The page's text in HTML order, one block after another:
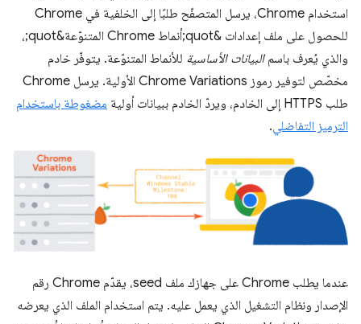
استخدام Chrome، يرسل المتصفّح طلبًا إلى الخلفية في Chrome
للحصول على ملف إعدادات &quot;أنماط Chrome المتنوّعة&quot;،
والذي يُعرف باسمالبيانات الأساسية للأنماط المتنوّعة. يتوفّر خادم
مخصّص لتوفير رموز Chrome Variations الأولية. يرسل Chrome
طلب HTTPS إلى الخادم، ويردّ الخادم ببيانات أولية
مضغوطة باستخدام
الترميز التفاضلي.
عندما يطلب Chrome على جهازك ملف seed، يقدّم Chrome رقم
الإصدار ونظام التشغيل الذي يعمل عليه. يتم استخدام الملف الذي يعرضه